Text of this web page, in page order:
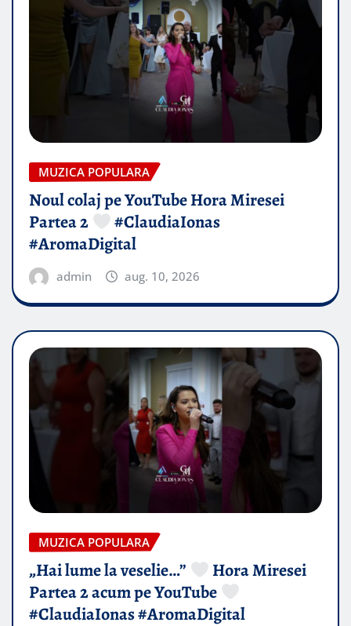
MUZICA POPULARA
Noul colaj pe YouTube Hora Miresei
Partea 2
#ClaudiaIonas
#AromaDigital
admin aug. 10, 2026
MUZICA POPULARA
„Hai lume la veselie…”
Hora Miresei
Partea 2 acum pe YouTube
#ClaudiaIonas #AromaDigital